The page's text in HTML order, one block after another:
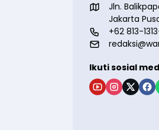
Jln.
Jakarta
+62 813-
Ikuti sosial